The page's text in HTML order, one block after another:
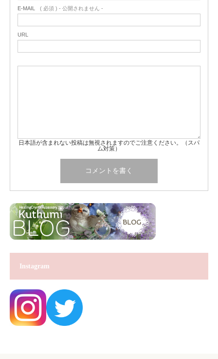
E-MAIL ( 必須 ) - 公開されません -
URL
日本語が含まれない投稿は無視されますのでご注意ください。（スパ
ム対策）
Instagram